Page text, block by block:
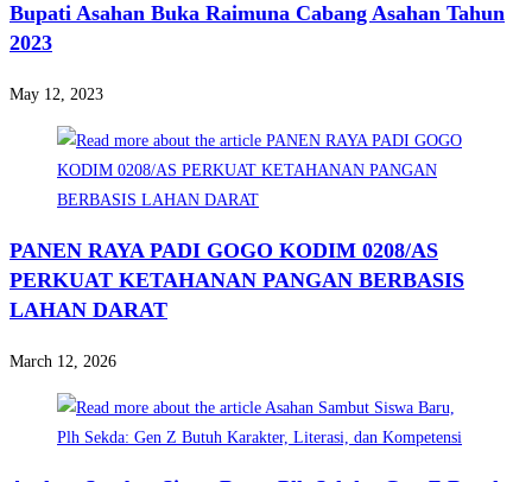
Bupati Asahan Buka Raimuna Cabang Asahan Tahun
2023
May 12, 2023
PANEN RAYA PADI GOGO KODIM 0208/AS
PERKUAT KETAHANAN PANGAN BERBASIS
LAHAN DARAT
March 12, 2026